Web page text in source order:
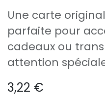
Une carte
parfaite pour
cadeaux ou
attention
3,22 €